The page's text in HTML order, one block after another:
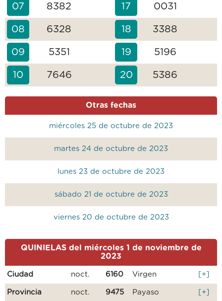
07 8382 17 0031
08 6328 18 3388
09 5351 19 5196
10 7646 20 5386
Otras fechas
miércoles 25 de octubre de 2023
martes 24 de octubre de 2023
lunes 23 de octubre de 2023
sábado 21 de octubre de 2023
viernes 20 de octubre de 2023
QUINIELAS del miércoles 1 de noviembre de
2023
Ciudad noct. 6160 Virgen [+]
Provincia noct. 9475 Payaso [+]